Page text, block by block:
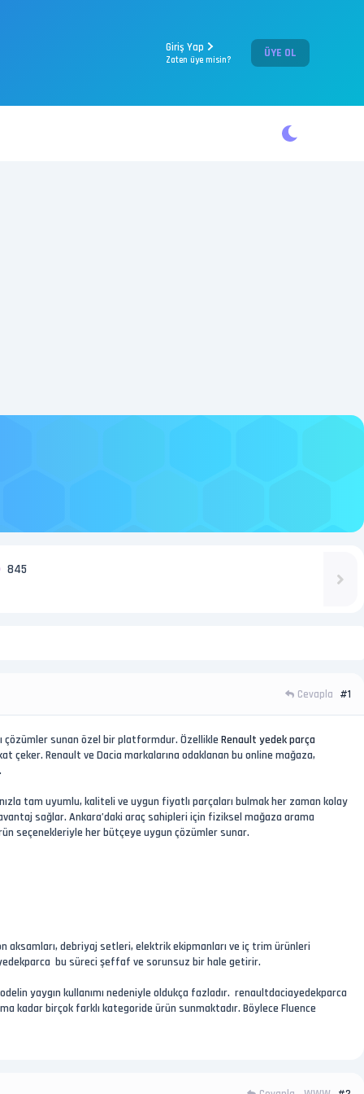
Giriş Yap
Zaten üye misin? ÜYE OL
845
Cevapla #1
çözümler sunan özel bir platformdur. Özellikle Renault yedek parça
çeker. Renault ve Dacia markalarına odaklanan bu online mağaza,
tam uyumlu, kaliteli ve uygun fiyatlı parçaları bulmak her zaman kolay
sağlar. Ankara’daki araç sahipleri için fiziksel mağaza arama
seçenekleriyle her bütçeye uygun çözümler sunar.
aksamları, debriyaj setleri, elektrik ekipmanları ve iç trim ürünleri
bu süreci şeffaf ve sorunsuz bir hale getirir.
yaygın kullanımı nedeniyle oldukça fazladır. renaultdaciayedekparca
kadar birçok farklı kategoride ürün sunmaktadır. Böylece Fluence